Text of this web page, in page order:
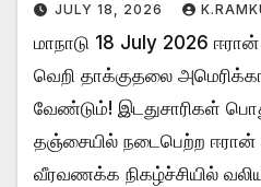
JULY 18, 2026
மாநாடு 18 July 2026
வெறி தாக்குதலை
வேண்டும்! இடதுசாரிகள்
தஞ்சையில் நடைபெற்ற
வீரவணக்க நிகழ்ச்சியில்